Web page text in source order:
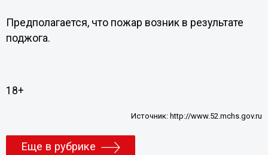
Предполагается, что пожар возник в результате
поджога.
18+
Источник: http://www.52.mchs.gov.ru
Еще в рубрике